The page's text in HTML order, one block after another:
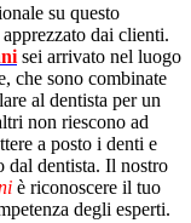
su questo
dai clienti.
sei arrivato nel luogo
che sono combinate
al dentista per un
non riescono ad
a posto i denti e
dal dentista. Il nostro
è riconoscere il tuo
degli esperti.